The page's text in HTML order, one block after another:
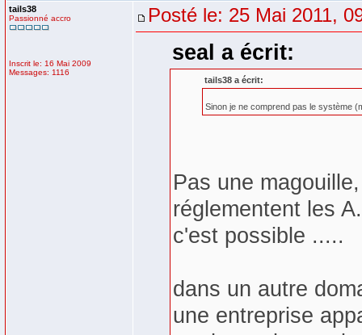
tails38
Passionné accro
Inscrit le: 16 Mai 2009
Messages: 1116
Posté le: 25 Mai 2011,
seal a écrit:
tails38 a écrit:
Sinon je ne comprend pas le système
Pas une
réglementent les
c'est possible .....
dans un autre
une entreprise